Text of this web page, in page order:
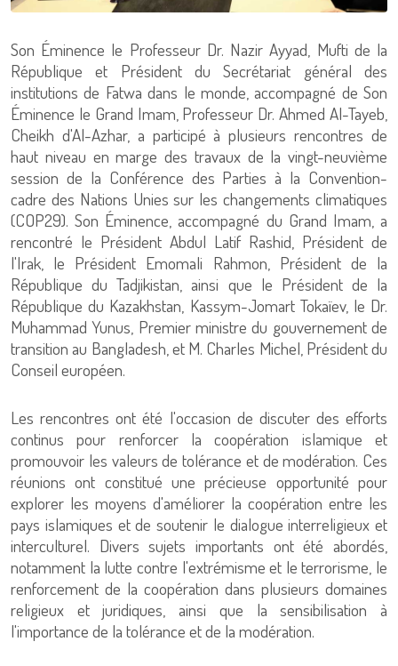
Son Éminence le Professeur Dr. Nazir Ayyad, Mufti de la
République et Président du Secrétariat général des
institutions de Fatwa dans le monde, accompagné de Son
Éminence le Grand Imam, Professeur Dr. Ahmed Al-Tayeb,
Cheikh d'Al-Azhar, a participé à plusieurs rencontres de
haut niveau en marge des travaux de la vingt-neuvième
session de la Conférence des Parties à la Convention-
cadre des Nations Unies sur les changements climatiques
(COP29). Son Éminence, accompagné du Grand Imam, a
rencontré le Président Abdul Latif Rashid, Président de
l'Irak, le Président Emomali Rahmon, Président de la
République du Tadjikistan, ainsi que le Président de la
République du Kazakhstan, Kassym-Jomart Tokaïev, le Dr.
Muhammad Yunus, Premier ministre du gouvernement de
transition au Bangladesh, et M. Charles Michel, Président du
Conseil européen.
Les rencontres ont été l'occasion de discuter des efforts
continus pour renforcer la coopération islamique et
promouvoir les valeurs de tolérance et de modération. Ces
réunions ont constitué une précieuse opportunité pour
explorer les moyens d'améliorer la coopération entre les
pays islamiques et de soutenir le dialogue interreligieux et
interculturel. Divers sujets importants ont été abordés,
notamment la lutte contre l'extrémisme et le terrorisme, le
renforcement de la coopération dans plusieurs domaines
religieux et juridiques, ainsi que la sensibilisation à
l'importance de la tolérance et de la modération.